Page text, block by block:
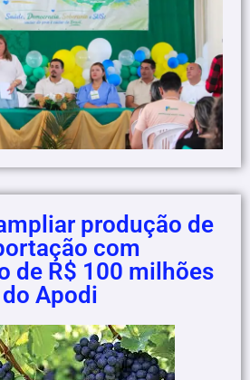
produção de
com
de R$ 100 milhões
Apodi